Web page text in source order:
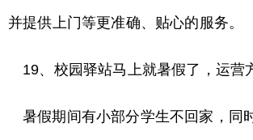
并提供上门等更准确、贴心的服务。
19、校园驿站马上就暑假了，运营
暑假期间有小部分学生不回家，同